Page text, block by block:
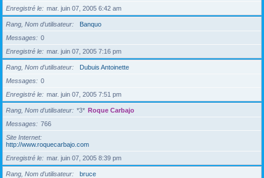
Enregistré le
mar. juin 07, 2005 6:42 am
Rang, Nom d’utilisateur
Banquo
Messages
0
Enregistré le
mar. juin 07, 2005 7:16 pm
Rang, Nom d’utilisateur
Dubuis Antoinette
Messages
0
Enregistré le
mar. juin 07, 2005 7:51 pm
Rang, Nom d’utilisateur *3* Roque Carbajo
Messages
766
Site Internet
http://www.roquecarbajo.com
Enregistré le
mar. juin 07, 2005 8:39 pm
Rang, Nom d’utilisateur
bruce